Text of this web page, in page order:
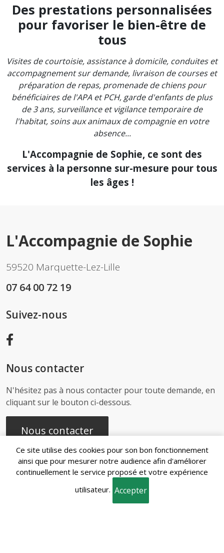
Des prestations personnalisées
pour favoriser le bien-être de
tous
Visites de courtoisie, assistance à domicile, conduites et
accompagnement sur demande, livraison de courses et
préparation de repas, promenade de chiens pour
bénéficiaires de l'APA et PCH, garde d'enfants de plus
de 3 ans, surveillance et vigilance temporaire de
l'habitat, soins aux animaux de compagnie en votre
absence...
L'Accompagnie de Sophie, ce sont des
services à la personne sur-mesure pour tous
les âges !
L'Accompagnie de Sophie
59520 Marquette-Lez-Lille
07 64 00 72 19
Suivez-nous
Nous contacter
N'hésitez pas à nous contacter pour toute demande, en
cliquant sur le bouton ci-dessous.
Nous contacter
Recherches
fréquentes
Ce site utilise des cookies pour son bon fonctionnement
ainsi que pour mesurer notre audience afin d'améliorer
continuellement le service proposé et votre expérience
utilisateur. Accepter